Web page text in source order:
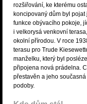
rozšiřování, ke kterému
koncipovaný dům byl pojat
funkce obývacího pokoje,
i velkorysá venkovní
okolní přírodou. V roce
terasu pro Trude
manželku, který byl
připojena nová prádelna.
přestavěn a jeho
podoby.